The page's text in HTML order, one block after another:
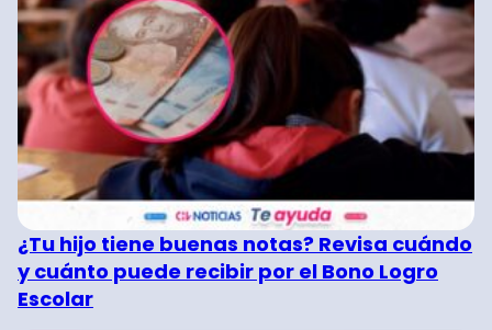
¿Tu hijo tiene buenas notas? Revisa cuándo
y cuánto puede recibir por el Bono Logro
Escolar